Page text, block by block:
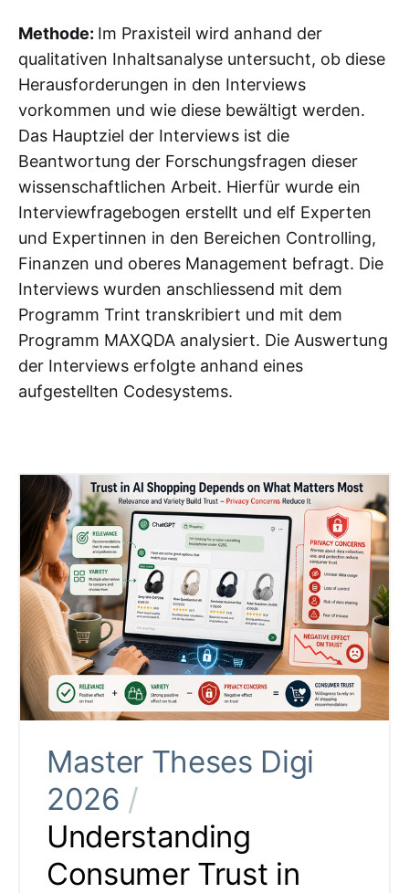
Methode: Im Praxisteil wird anhand der
qualitativen Inhaltsanalyse untersucht, ob diese
Herausforderungen in den Interviews
vorkommen und wie diese bewältigt werden.
Das Hauptziel der Interviews ist die
Beantwortung der Forschungsfragen dieser
wissenschaftlichen Arbeit. Hierfür wurde ein
Interviewfragebogen erstellt und elf Experten
und Expertinnen in den Bereichen Controlling,
Finanzen und oberes Management befragt. Die
Interviews wurden anschliessend mit dem
Programm Trint transkribiert und mit dem
Programm MAXQDA analysiert. Die Auswertung
der Interviews erfolgte anhand eines
aufgestellten Codesystems.
Master Theses Digi
2026 /
Understanding
Consumer Trust in